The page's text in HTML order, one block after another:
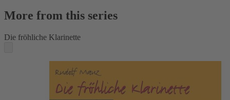
More from this series
Die fröhliche Klarinette